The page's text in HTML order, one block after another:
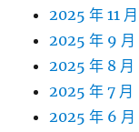
2025 年 11 月
2025 年 9 月
2025 年 8 月
2025 年 7 月
2025 年 6 月